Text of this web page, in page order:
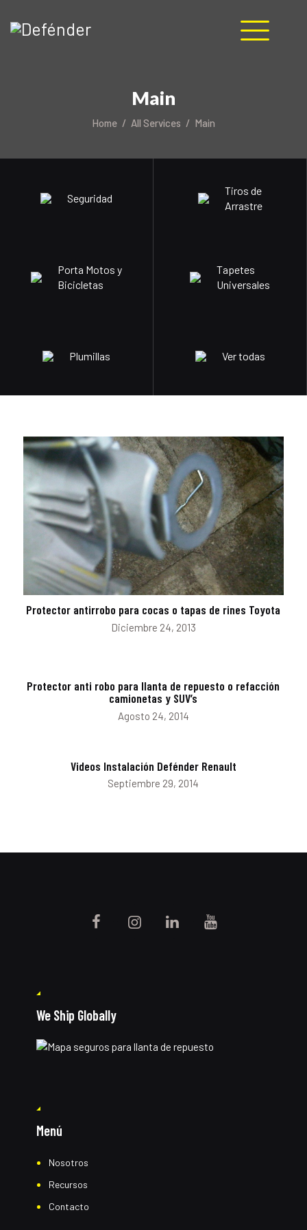
Main
Home All Services Main
Seguridad
Tiros de
Arrastre
Porta Motos y
Bicicletas
Tapetes
Universales
Plumillas Ver todas
PRODUCTOS
RECURSOS
CONTACTO
Protector antirrobo para cocas o tapas de rines Toyota
Diciembre 24, 2013
Protector anti robo para llanta de repuesto o refacción
camionetas y SUV’s
Agosto 24, 2014
Videos Instalación Defénder Renault
Septiembre 29, 2014
We Ship Globally
Menú
Nosotros
Recursos
Contacto